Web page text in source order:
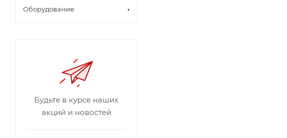
Оборудование
Будьте в курсе наших
акций и новостей